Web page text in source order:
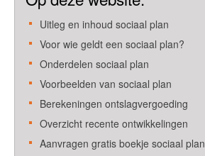
Uitleg en inhoud sociaal plan
Voor wie geldt een sociaal plan?
Onderdelen sociaal plan
Voorbeelden van sociaal plan
Berekeningen ontslagvergoeding
Overzicht recente ontwikkelingen
Aanvragen gratis boekje sociaal plan